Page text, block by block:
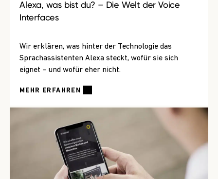
Alexa, was bist du? – Die Welt der Voice
Interfaces
Wir erklären, was hinter der Technologie das
Sprachassistenten Alexa steckt, wofür sie sich
eignet – und wofür eher nicht.
MEHR ERFAHREN